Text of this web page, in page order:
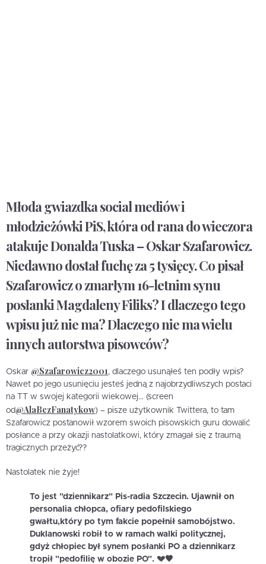
Młoda gwiazdka social mediów i
młodzieżówki PiS, która od rana do wieczora
atakuje Donalda Tuska – Oskar Szafarowicz.
Niedawno dostał fuchę za 5 tysięcy. Co pisał
Szafarowicz o zmarłym 16-letnim synu
posłanki Magdaleny Filiks? I dlaczego tego
wpisu już nie ma? Dlaczego nie ma wielu
innych autorstwa pisowców?
Oskar @Szafarowicz2001 , dlaczego usunąłeś ten podły wpis?
Nawet po jego usunięciu jesteś jedną z najobrzydliwszych postaci
na TT w swojej kategorii wiekowej… (screen
od@AlaBezFanatykow) – pisze użytkownik Twittera, to tam
Szafarowicz postanowił wzorem swoich pisowskich guru dowalić
posłance a przy okazji nastolatkowi, który zmagał się z traumą
tragicznych przeżyć??
Nastolatek nie żyje!
To jest "dziennikarz" Pis-radia Szczecin. Ujawnił on
personalia chłopca, ofiary pedofilskiego
gwałtu,który po tym fakcie popełnił samobójstwo.
Duklanowski robił to w ramach walki politycznej,
gdyż chłopiec był synem posłanki PO a dziennikarz
tropił "pedofilię w obozie PO". 💔🖤